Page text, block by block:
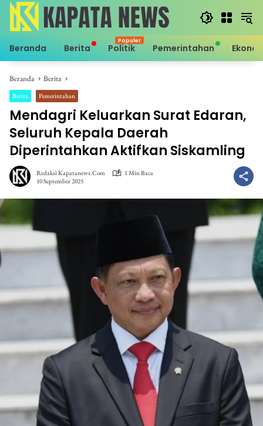
Langsung
konten
Beranda Berita Politik Pemerintahan
Beranda Berita
Berita Pemerintahan
Mendagri Keluarkan Surat Edaran,
Seluruh Kepala Daerah
Diperintahkan Aktifkan Siskamling
Redaksi Kapatanews.com
1 Min Baca
10 September 2025